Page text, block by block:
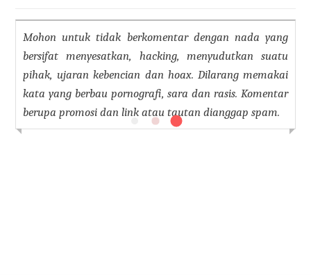
Mohon untuk tidak berkomentar dengan nada yang
bersifat menyesatkan, hacking, menyudutkan suatu
pihak, ujaran kebencian dan hoax. Dilarang memakai
kata yang berbau pornografi, sara dan rasis. Komentar
berupa promosi dan link atau tautan dianggap spam.